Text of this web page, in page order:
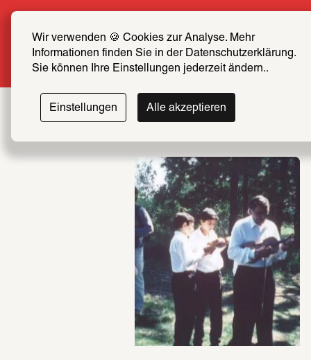
Wir verwenden 🍪 Cookies zur Analyse. Mehr
Informationen finden Sie in der Datenschutzerklärung.
Sie können Ihre Einstellungen jederzeit ändern..
Einstellungen Alle akzeptieren
FREUND*IN werden
Mehr erfahren